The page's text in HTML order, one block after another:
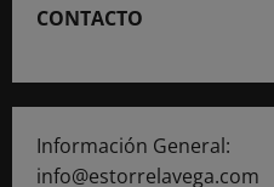
CONTACTO
Información General:
info@estorrelavega.com